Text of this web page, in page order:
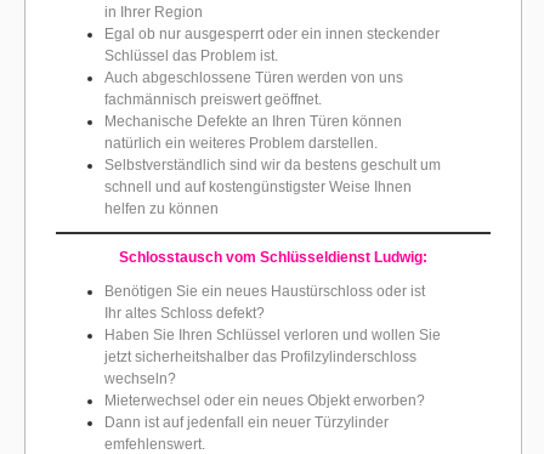
in Ihrer Region
Egal ob nur ausgesperrt oder ein innen steckender
Schlüssel das Problem ist.
Auch abgeschlossene Türen werden von uns
fachmännisch preiswert geöffnet.
Mechanische Defekte an Ihren Türen können
natürlich ein weiteres Problem darstellen.
Selbstverständlich sind wir da bestens geschult um
schnell und auf kostengünstigster Weise Ihnen
helfen zu können
Schlosstausch vom Schlüsseldienst Ludwig:
Benötigen Sie ein neues Haustürschloss oder ist
Ihr altes Schloss defekt?
Haben Sie Ihren Schlüssel verloren und wollen Sie
jetzt sicherheitshalber das Profilzylinderschloss
wechseln?
Mieterwechsel oder ein neues Objekt erworben?
Dann ist auf jedenfall ein neuer Türzylinder
emfehlenswert.